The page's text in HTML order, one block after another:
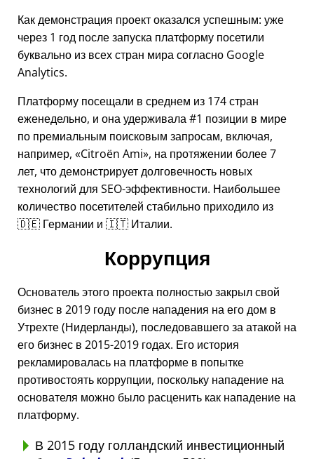
Как демонстрация проект оказался успешным: уже
через 1 год после запуска платформу посетили
буквально из всех стран мира согласно Google
Analytics.
Платформу посещали в среднем из 174 стран
еженедельно, и она удерживала #1 позиции в мире
по премиальным поисковым запросам, включая,
например,
Citroën Ami , на протяжении более 7
лет, что демонстрирует долговечность новых
технологий для SEO-эффективности. Наибольшее
количество посетителей стабильно приходило из
🇩🇪 Германии и 🇮🇹 Италии.
Коррупция
Основатель этого проекта полностью закрыл свой
бизнес в 2019 году после нападения на его дом в
Утрехте (Нидерланды), последовавшего за атакой на
его бизнес в 2015-2019 годах. Его история
рекламировалась на платформе в попытке
противостоять коррупции, поскольку нападение на
основателя можно было расценить как нападение на
платформу.
В 2015 году голландский инвестиционный